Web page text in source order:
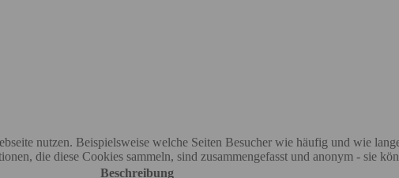
nutzen. Beispielsweise welche Seiten Besucher wie häufig und wie
die diese Cookies sammeln, sind zusammengefasst und anonym - sie
Beschreibung